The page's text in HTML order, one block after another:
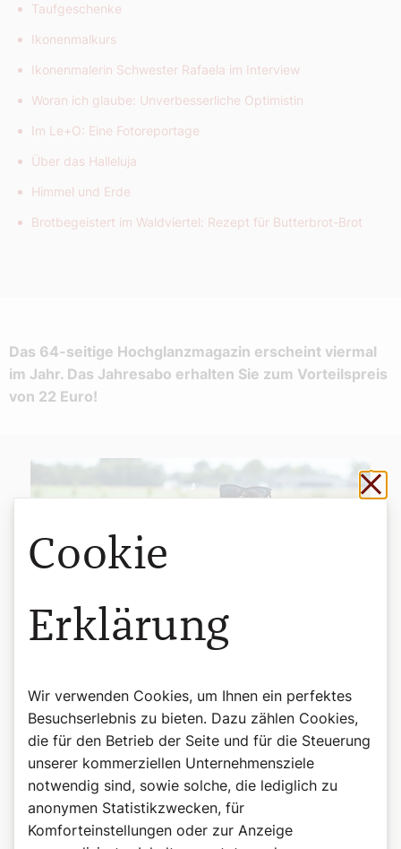
Taufgeschenke
Ikonenmalkurs
Ikonenmalerin Schwester Rafaela im Interview
Woran ich glaube: Unverbesserliche Optimistin
Im Le+O: Eine Fotoreportage
Über das Halleluja
Himmel und Erde
Brotbegeistert im Waldviertel: Rezept für Butterbrot-Brot
Das 64-seitige Hochglanzmagazin erscheint viermal
im Jahr. Das Jahresabo erhalten Sie zum Vorteilspreis
von 22 Euro!
©Andrea Peller
Jetzt abonnieren und Brotback-Kurs
gewinnen
Brotbacken von den Profis lernen:Wenn Sie jetzt
einMagazin-Aboabschließen, können Sie
Cookie
Erklärung
Wir verwenden Cookies, um Ihnen ein perfektes
Besuchserlebnis zu bieten. Dazu zählen Cookies,
die für den Betrieb der Seite und für die Steuerung
unserer kommerziellen Unternehmensziele
notwendig sind, sowie solche, die lediglich zu
anonymen Statistikzwecken, für
Komforteinstellungen oder zur Anzeige